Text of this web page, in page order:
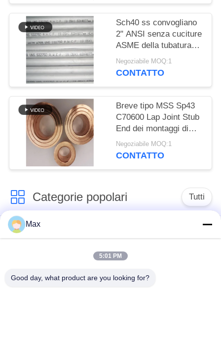
Sch40 ss convogliano
2" ANSI senza cuciture
ASME della tubatura
dell'acqua del tubo di
acciaio inossidabile
Negoziabile MOQ:1
CONTATTO
Breve tipo MSS Sp43
C70600 Lap Joint Stub
End dei montaggi di
rame del nichel
Negoziabile MOQ:1
CONTATTO
Categorie popolari Tutti
Tubo della lega di
eccellente dell'acciaio
inossidabile
tubo austenitico
Max
5:01 PM
Good day, what product are you looking for?